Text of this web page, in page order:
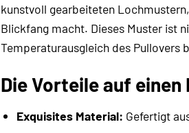
kunstvoll gearbeiteten
Blickfang macht. Dieses Muster ist
Temperaturausgleich des Pullovers
Die Vorteile auf einen
Exquisites Material: Gefertigt